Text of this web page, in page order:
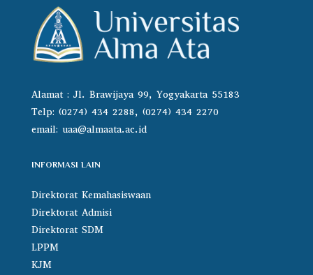
Alamat : Jl. Brawijaya 99, Yogyakarta 55183
Telp: (0274) 434 2288, (0274) 434 2270
email: uaa@almaata.ac.id
INFORMASI LAIN
Direktorat Kemahasiswaan
Direktorat Admisi
Direktorat SDM
LPPM
KJM